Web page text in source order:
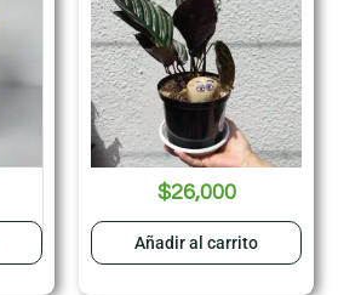
$26,000
Añadir al carrito